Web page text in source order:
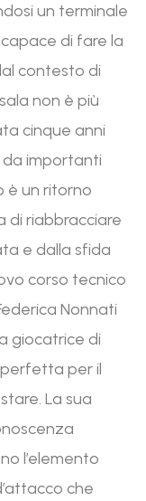
un terminale
di fare la
contesto di
non è più
cinque anni
da importanti
è un ritorno
di riabbracciare
e dalla sfida
corso tecnico
Nonnati
giocatrice di
per il
La sua
l’elemento
che